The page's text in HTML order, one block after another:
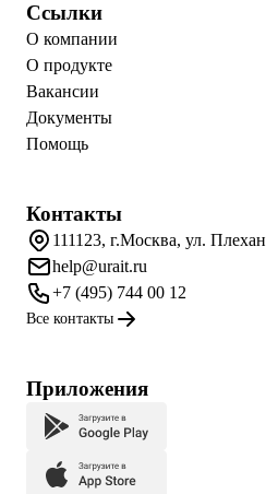
Ссылки
О компании
О продукте
Вакансии
Документы
Помощь
Контакты
111123, г.Москва, ул.
help@urait.ru
+7 (495) 744 00 12
Все контакты
Приложения